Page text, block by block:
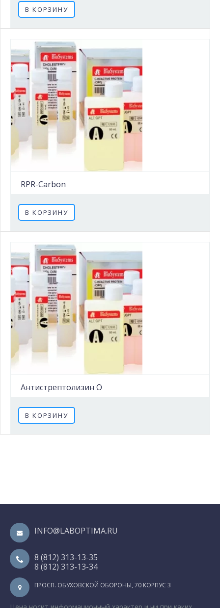
В КОРЗИНУ
RPR-Carbon
В КОРЗИНУ
Антистрептолизин О
В КОРЗИНУ
INFO@LABOPTIMA.RU
8 (812) 313-13-35
8 (812) 313-13-34
ПРОСП. ОБУХОВСКОЙ ОБОРОНЫ, 70 КОРПУС 3